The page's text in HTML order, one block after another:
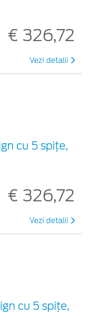
€ 326,72
Vezi detalii
cu 5 spiţe,
€ 326,72
Vezi detalii
cu 5 spiţe,